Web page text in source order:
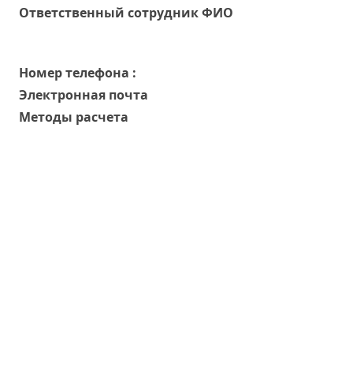
Oтветственный сотрудник ФИО
Номер телефона :
Электронная почта
Методы расчета